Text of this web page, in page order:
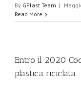
By GPlast Team |
Read More
Entro il 2020
plastica riciclata